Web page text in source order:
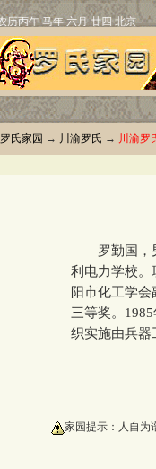
罗氏家园 → 川渝罗氏 → 川渝罗
罗勤国，男
利电力学校。
阳市化工学
三等奖。
织实施由兵器
家园提示：人自为